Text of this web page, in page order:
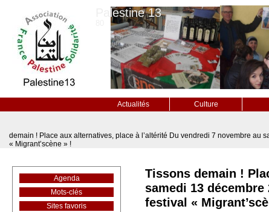
Palestine 13
Actualités Culture
demain ! Place aux alternatives, place à l’altérité Du vendredi 7 novembre
« Migrant’scène » !
Tissons demain !
samedi 13
festival «
Agenda
Mots-clés
Sites favoris